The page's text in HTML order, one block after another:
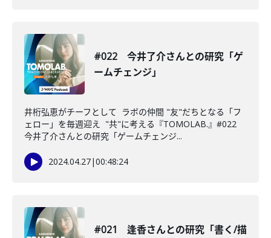
#022 今井了介さんとの研究「ゲ
ームチェンジ」
井桁弘恵がチーフとして ラボの仲間 "友"だちとなる「フ
ェロー」を毎週迎え "共"に考える『TOMOLAB.』#022
今井了介さんとの研究「ゲームチェンジ...
2024.04.27|00:48:24
#021 逢香さんとの研究「書く/描